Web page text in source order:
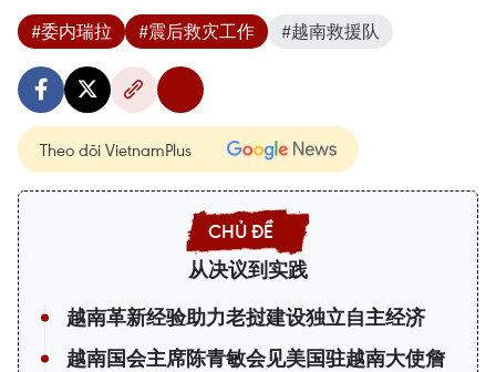
#委内瑞拉 #震后救灾工作 #越南救援队
Theo dõi VietnamPlus
从决议到实践
越南革新经验助力老挝建设独立自主经济
越南国会主席陈青敏会见美国驻越南大使詹